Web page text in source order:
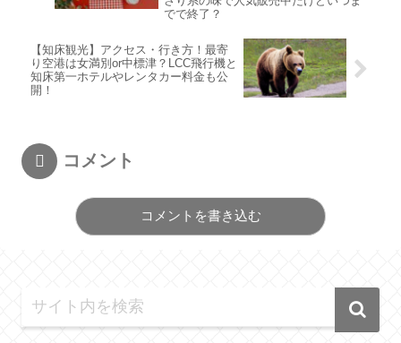
でで終了？
【知床観光】アクセス・行き方！最寄
り空港は女満別or中標津？LCC飛行機と
知床第一ホテルやレンタカー料金も公
開！
コメント
コメントを書き込む